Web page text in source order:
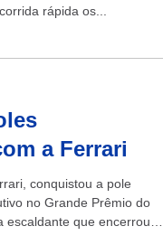
rápida os...
a Ferrari
conquistou a pole
no Grande Prêmio do
que encerrou o